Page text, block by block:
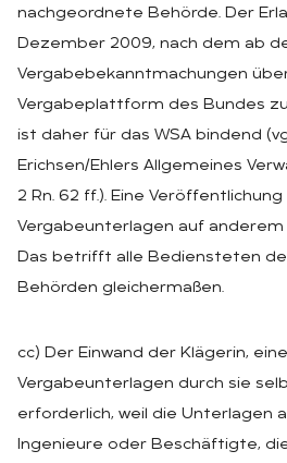
nachgeordnete Behörde. Der
Dezember 2009, nach dem ab
Vergabebekanntmachungen
Vergabeplattform des Bundes
ist daher für das WSA bindend
Erichsen/Ehlers Allgemeines
2 Rn. 62 ff.). Eine
Vergabeunterlagen auf anderem
Das betrifft alle Bediensteten
Behörden gleichermaßen.
cc) Der Einwand der Klägerin,
Vergabeunterlagen durch sie
erforderlich, weil die Unterlagen
Ingenieure oder Beschäftigte,